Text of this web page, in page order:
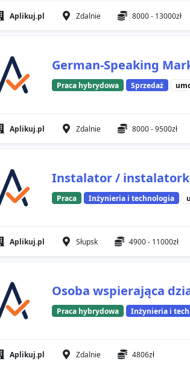
Aplikuj.pl Zdalnie 8000 - 13000zł
German-Speaking
Praca hybrydowa Sprzedaż
Aplikuj.pl Zdalnie 8000 - 9500zł
Instalator /
Praca Inżynieria i technologia
Aplikuj.pl Słupsk 4900 - 11000zł
Osoba wspierająca
Praca hybrydowa Inżynieria i
Aplikuj.pl Zdalnie 4806zł